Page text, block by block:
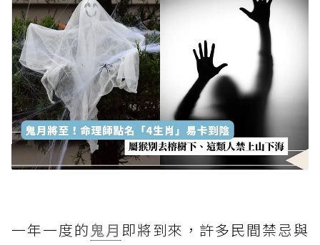
一年一度的 鬼月 即將到來，許多民間禁忌與